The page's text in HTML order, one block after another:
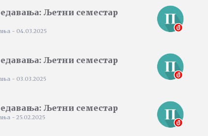
Љетни семестар
- 04.03.2025
Љетни семестар
- 03.03.2025
Љетни семестар
- 25.02.2025